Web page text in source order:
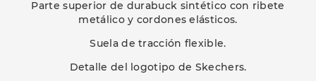
Parte superior de durabuck sintético con ribete
metálico y cordones elásticos.
Suela de tracción flexible.
Detalle del logotipo de Skechers.